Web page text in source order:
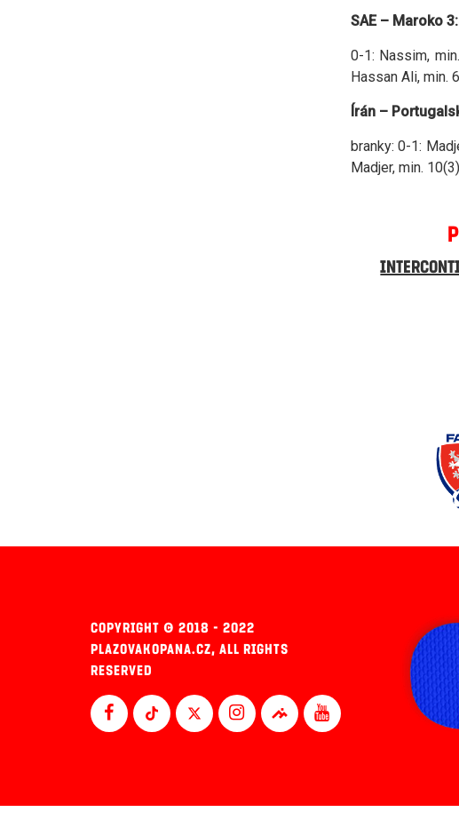
SAE – Maroko
0-1: Nassim,
Hassan Ali, min.
Írán –
branky: 0-1:
Madjer, min.
COPYRIGHT © 2018 - 2022
PLAZOVAKOPANA.CZ, ALL RIGHTS
RESERVED